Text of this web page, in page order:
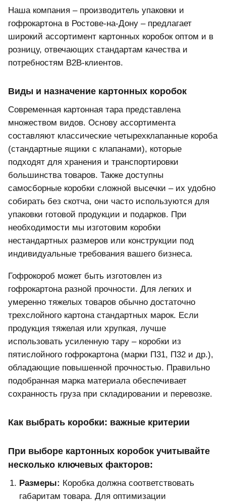
Наша компания – производитель упаковки и
гофрокартона в Ростове-на-Дону – предлагает
широкий ассортимент картонных коробок оптом и в
розницу, отвечающих стандартам качества и
потребностям B2B-клиентов.
Виды и назначение картонных коробок
Современная картонная тара представлена
множеством видов. Основу ассортимента
составляют классические четырехклапанные короба
(стандартные ящики с клапанами), которые
подходят для хранения и транспортировки
большинства товаров. Также доступны
самосборные коробки сложной высечки – их удобно
собирать без скотча, они часто используются для
упаковки готовой продукции и подарков. При
необходимости мы изготовим коробки
нестандартных размеров или конструкции под
индивидуальные требования вашего бизнеса.
Гофрокороб может быть изготовлен из
гофрокартона разной прочности. Для легких и
умеренно тяжелых товаров обычно достаточно
трехслойного картона стандартных марок. Если
продукция тяжелая или хрупкая, лучше
использовать усиленную тару – коробки из
пятислойного гофрокартона (марки П31, П32 и др.),
обладающие повышенной прочностью. Правильно
подобранная марка материала обеспечивает
сохранность груза при складировании и перевозке.
Как выбрать коробки: важные критерии
При выборе картонных коробок учитывайте
несколько ключевых факторов:
Размеры: Коробка должна соответствовать
габаритам товара. Для оптимизации